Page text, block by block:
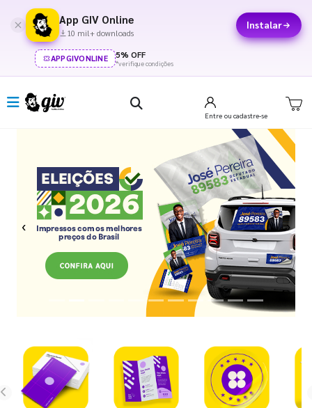
App GIV Online
10 mil+ downloads
Instalar
APPGIVONLINE 5% OFF
*verifique condições
Entre ou cadastre-se
Previous Next